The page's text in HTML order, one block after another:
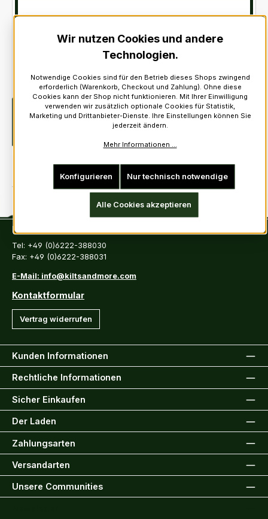
=> CLAN ABERCROMBY - C1 - :
0,00 €
1 x Clan Abercromby
Beschreibung
Der Sgian Dubh ist ein klassisches,
schottisches Messer. Da das Tragen von Waffen für Schotten
Kontakt
Tel: +49 (0)6222-388030
Fax: +49 (0)6222-388031
E-Mail: info@kiltsandmore.com
Kontaktformular
Vertrag widerrufen
Kunden Informationen
Rechtliche Informationen
Sicher Einkaufen
Der Laden
Zahlungsarten
Versandarten
Unsere Communities
Wir nutzen Cookies und andere
Technologien.
Notwendige Cookies sind für den Betrieb dieses Shops zwingend
erforderlich (Warenkorb, Checkout und Zahlung). Ohne diese
Cookies kann der Shop nicht funktionieren. Mit Ihrer Einwilligung
verwenden wir zusätzlich optionale Cookies für Statistik,
Marketing und Drittanbieter-Dienste. Ihre Einstellungen können Sie
jederzeit ändern.
Mehr Informationen ...
Nur technisch notwendige
Konfigurieren
Alle Cookies akzeptieren